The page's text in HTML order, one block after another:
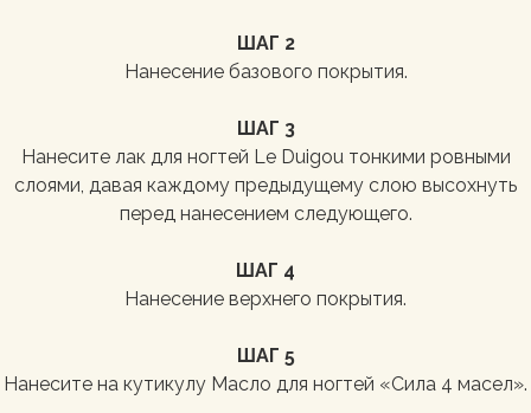
ШАГ 2
Нанесение базового покрытия.
ШАГ 3
Нанесите лак для ногтей Le Duigou тонкими ровными
слоями, давая каждому предыдущему слою высохнуть
перед нанесением следующего.
ШАГ 4
Нанесение верхнего покрытия.
ШАГ 5
Нанесите на кутикулу Масло для ногтей «Сила 4 масел».